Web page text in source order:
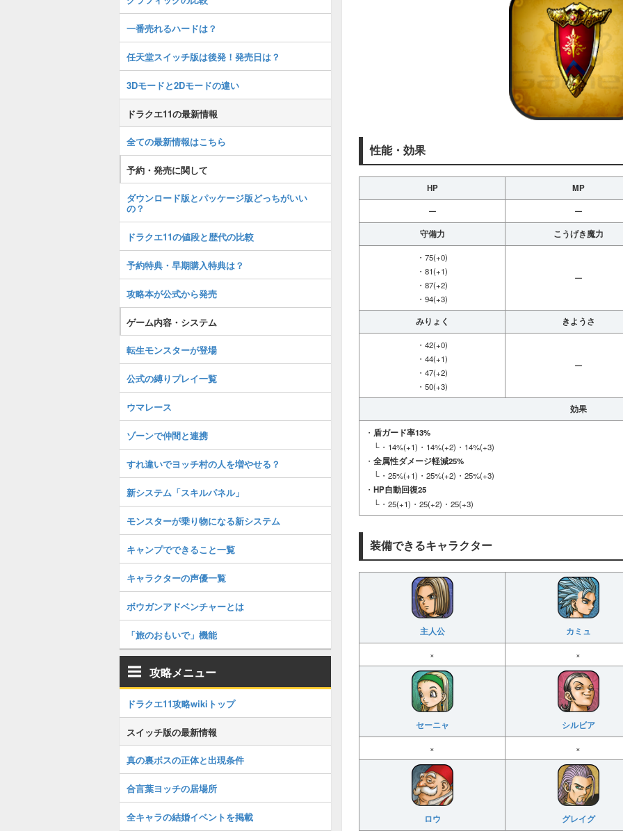
性能・効果
HP MP
ー ー
守備力 こうげき魔力
・75(+0)
・81(+1)
・87(+2)
・94(+3)
ー
みりょく きようさ
・42(+0)
・44(+1)
・47(+2)
・50(+3)
ー
効果
・ 盾ガード率13%
└・14%(+1)・14%(+2)・14%(+3)
・ 全属性ダメージ軽減25%
└・25%(+1)・25%(+2)・25%(+3)
・ HP自動回復25
└・25(+1)・25(+2)・25(+3)
装備できるキャラクター
主人公 カミュ
× ×
セーニャ シルビア
× ×
ロウ グレイグ
一番売れるハードは？
任天堂スイッチ版は後発！発売日は？
3Dモードと2Dモードの違い
ドラクエ11の最新情報
全ての最新情報はこちら
予約・発売に関して
ダウンロード版とパッケージ版どっちがいい
の？
ドラクエ11の値段と歴代の比較
予約特典・早期購入特典は？
攻略本が公式から発売
ゲーム内容・システム
転生モンスターが登場
公式の縛りプレイ一覧
ウマレース
ゾーンで仲間と連携
すれ違いでヨッチ村の人を増やせる？
新システム「スキルパネル」
モンスターが乗り物になる新システム
キャンプでできること一覧
キャラクターの声優一覧
ボウガンアドベンチャーとは
「旅のおもいで」機能
攻略メニュー
ドラクエ11攻略wikiトップ
スイッチ版の最新情報
真の裏ボスの正体と出現条件
合言葉ヨッチの居場所
全キャラの結婚イベントを掲載